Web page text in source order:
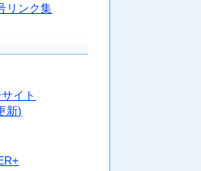
リンク集
イト
新)